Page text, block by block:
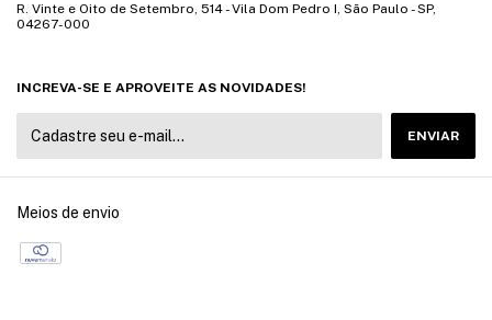
R. Vinte e Oito de Setembro, 514 - Vila Dom Pedro I, São Paulo - SP,
04267-000
INCREVA-SE E APROVEITE AS NOVIDADES!
Meios de envio